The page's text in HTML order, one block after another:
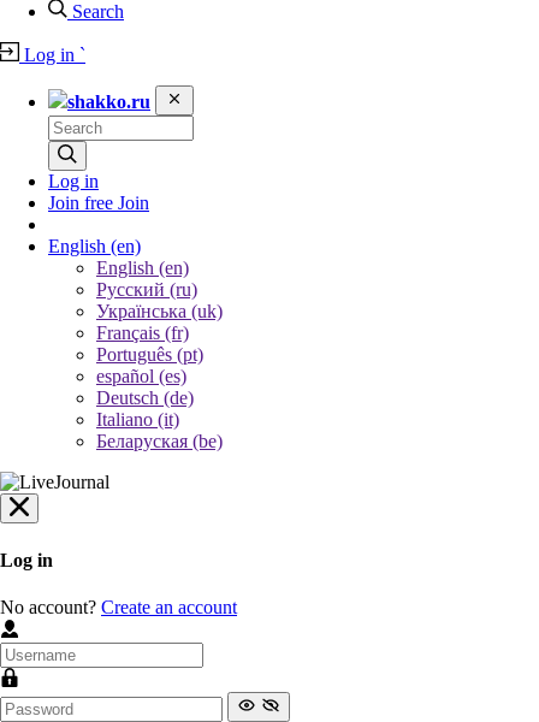
Search
Log in `
shakko.ru
Log in
Join free Join
English (en)
English (en)
Русский (ru)
Українська (uk)
Français (fr)
Português (pt)
español (es)
Deutsch (de)
Italiano (it)
Беларуская (be)
Log in
No account? Create an account